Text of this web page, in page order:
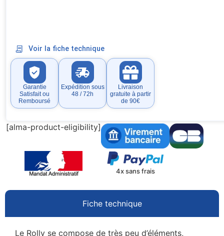
Voir la fiche technique
Garantie
Satisfait ou
Remboursé
Expédition sous
48 / 72h
Livraison
gratuite à partir
de 90€
[alma-product-eligibility]
4x sans frais
Fiche technique
Le Rolly se compose de très peu d’éléments,